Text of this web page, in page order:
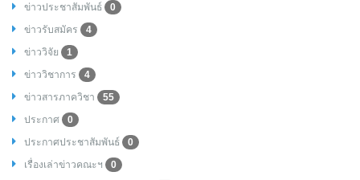
ข่าวประชาสัมพันธ์
0
ข่าวรับสมัคร
4
ข่าววิจัย
1
ข่าววิชาการ
4
ข่าวสารภาควิชา
55
ประกาศ
0
ประกาศประชาสัมพันธ์
0
เรื่องเล่าข่าวคณะฯ
0